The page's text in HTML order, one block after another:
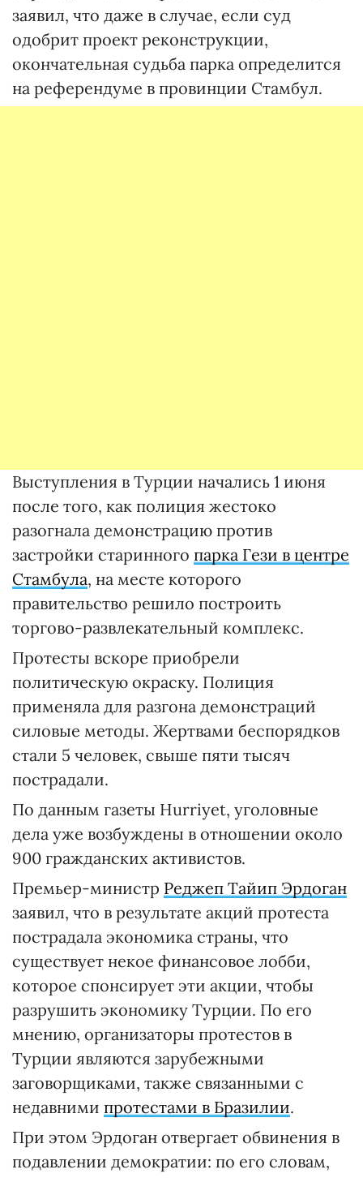
заявил, что даже в случае, если суд
одобрит проект реконструкции,
окончательная судьба парка определится
на референдуме в провинции Стамбул.
Выступления в Турции начались 1 июня
после того, как полиция жестоко
разогнала демонстрацию против
застройки старинного парка Гези в центре
Стамбула, на месте которого
правительство решило построить
торгово-развлекательный комплекс.
Протесты вскоре приобрели
политическую окраску. Полиция
применяла для разгона демонстраций
силовые методы. Жертвами беспорядков
стали 5 человек, свыше пяти тысяч
пострадали.
По данным газеты Hurriyet, уголовные
дела уже возбуждены в отношении около
900 гражданских активистов.
Премьер-министр Реджеп Тайип Эрдоган
заявил, что в результате акций протеста
пострадала экономика страны, что
существует некое финансовое лобби,
которое спонсирует эти акции, чтобы
разрушить экономику Турции. По его
мнению, организаторы протестов в
Турции являются зарубежными
заговорщиками, также связанными с
недавними протестами в Бразилии.
При этом Эрдоган отвергает обвинения в
подавлении демократии: по его словам,